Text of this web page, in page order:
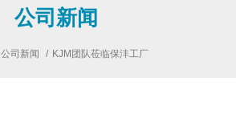
公司新闻
公司新闻 / KJM团队莅临保沣工厂